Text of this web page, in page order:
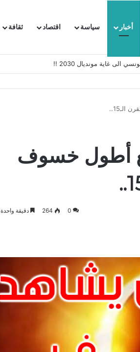
أخبار سياسة اقتصاد ثقافة
وتبلغها احتجاجا شديد اللهجة !!
أطول خسوف
0
264 دقيقة واحدة